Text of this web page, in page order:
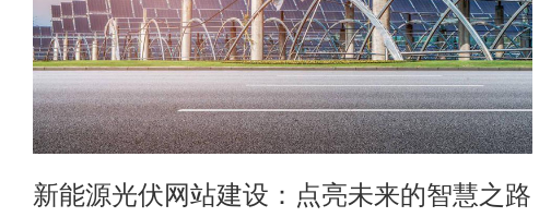
新能源光伏网站建设：点亮未来的智慧之路